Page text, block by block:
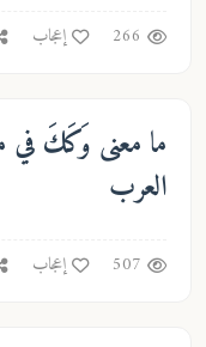
266 إعجاب
ما معنى وَكَكَفي
العرب
507 إعجاب